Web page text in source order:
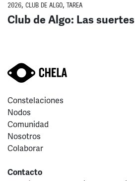
2026, CLUB DE ALGO, TAREA
Club de Algo: Las suertes
Constelaciones
Nodos
Comunidad
Nosotros
Colaborar
Contacto